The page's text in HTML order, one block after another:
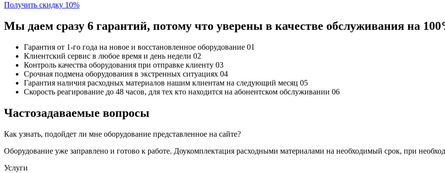
Получить скидку 10%
Мы даем сразу 6 гарантий, потому что уверены в качестве обслуживания на
Гарантия от 1-го года на новое и восстановленное оборудование 01
Клиентский сервис в любое время и день недели 02
Контроль качества оборудования при отправке клиенту 03
Срочная подмена оборудования в экстренных ситуациях 04
Гарантия наличия расходных материалов нашим клиентам на следующий месяц 05
Скорость реагирование до 48 часов, для тех кто находится на абонентском обслуживании 06
Частозадаваемые вопросы
Как узнать, подойдет ли мне оборудование представленное на сайте?
Оборудование уже заправлено и готово к работе. Доукомплектация расходными материалами на необходимый срок, при
Услуги